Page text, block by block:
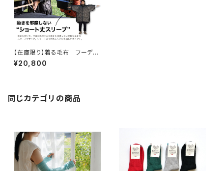
【在庫限り】着る毛布 フーディ
ースリーパー 魔法瓶ブランケ
ット ｌサイズ
¥20,800
同じカテゴリの商品